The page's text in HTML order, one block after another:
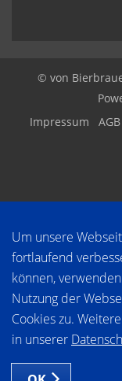
Um unsere
fortlaufend
können,
Nutzung der
Cookies zu.
in unserer
© von
Impressum
AGB